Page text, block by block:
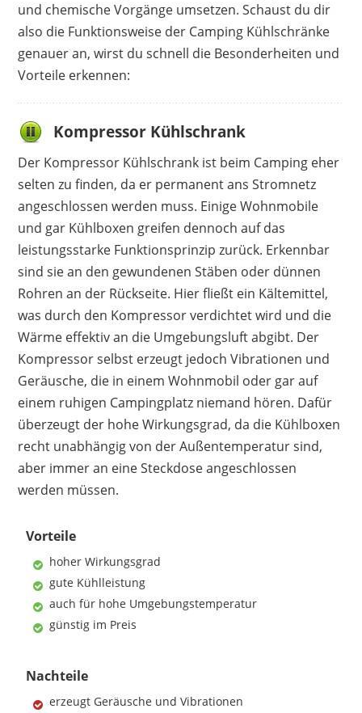
und chemische Vorgänge umsetzen. Schaust du dir
also die Funktionsweise der Camping Kühlschränke
genauer an, wirst du schnell die Besonderheiten und
Vorteile erkennen:
Kompressor Kühlschrank
Der Kompressor Kühlschrank ist beim Camping eher
selten zu finden, da er permanent ans Stromnetz
angeschlossen werden muss. Einige Wohnmobile
und gar Kühlboxen greifen dennoch auf das
leistungsstarke Funktionsprinzip zurück. Erkennbar
sind sie an den gewundenen Stäben oder dünnen
Rohren an der Rückseite. Hier fließt ein Kältemittel,
was durch den Kompressor verdichtet wird und die
Wärme effektiv an die Umgebungsluft abgibt. Der
Kompressor selbst erzeugt jedoch Vibrationen und
Geräusche, die in einem Wohnmobil oder gar auf
einem ruhigen Campingplatz niemand hören. Dafür
überzeugt der hohe Wirkungsgrad, da die Kühlboxen
recht unabhängig von der Außentemperatur sind,
aber immer an eine Steckdose angeschlossen
werden müssen.
Vorteile
hoher Wirkungsgrad
gute Kühlleistung
auch für hohe Umgebungstemperatur
günstig im Preis
Nachteile
erzeugt Geräusche und Vibrationen